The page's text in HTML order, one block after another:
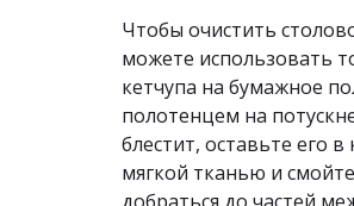
Чтобы очистить
можете использовать
кетчупа на бумажное
полотенцем на
блестит, оставьте его
мягкой тканью и